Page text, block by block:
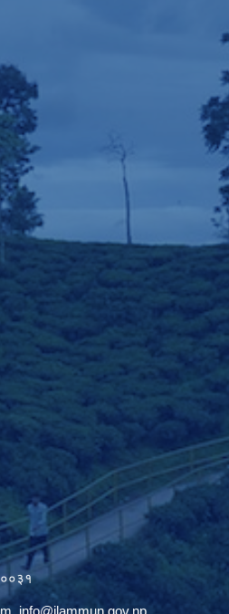
info@ilammun.gov.np